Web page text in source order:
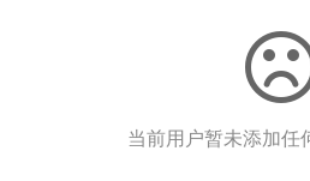
当前用户暂未添加任